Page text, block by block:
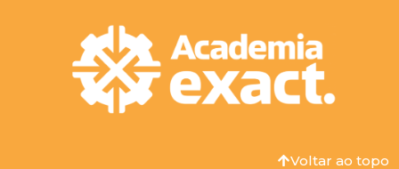
Voltar ao topo